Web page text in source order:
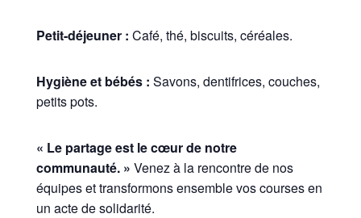
Petit-déjeuner : Café, thé, biscuits, céréales.
Hygiène et bébés : Savons, dentifrices, couches,
petits pots.
« Le partage est le cœur de notre
communauté. » Venez à la rencontre de nos
équipes et transformons ensemble vos courses en
un acte de solidarité.